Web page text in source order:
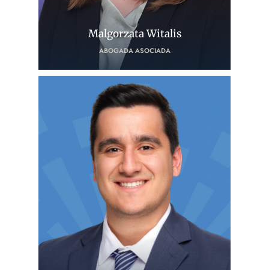
Malgorzata Witalis
ABOGADA ASOCIADA